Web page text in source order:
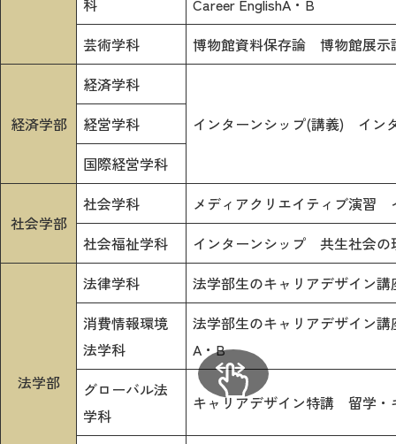
アクセス
科
Career EnglishA・B
芸術学科
博物館資料保存論 博物館展
経済学部
経済学科
インターンシップ(講義) イン
経営学科
国際経営学科
社会学部
社会学科
メディアクリエイティブ演習
社会福祉学科
インターンシップ 共生社会の
法学部
法律学科
法学部生のキャリアデザイン
消費情報環境
法学科
法学部生のキャリアデザイン
A・B
グローバル法
学科
キャリアデザイン特講 留学・